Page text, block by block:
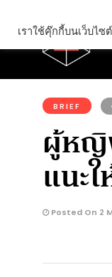
คุณกำลังอ่าน:
BRIEF
ผู้หญิ
แนะ
Posted On 2
เราใช้คุ๊กกี้บนเว็บไ